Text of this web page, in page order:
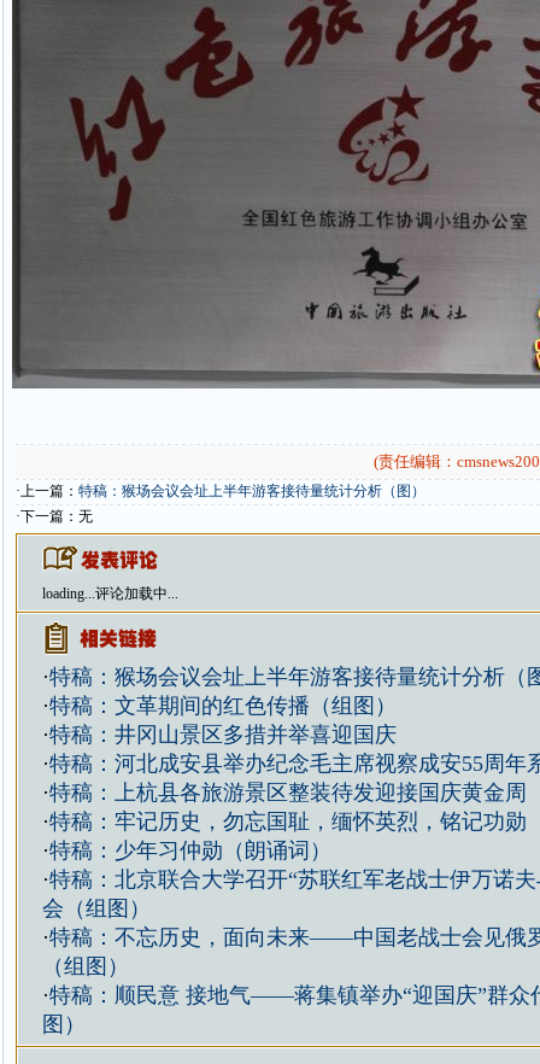
(责任编辑：
·上一篇： 特稿：猴场会议会址上半年游客接待量统计分析（图）
·下一篇：无
loading...评论加载中...
·特稿：猴场会议会址上半年游客接待量统计分析（
·特稿：文革期间的红色传播（组图）
·特稿：井冈山景区多措并举喜迎国庆
·特稿：河北成安县举办纪念毛主席视察成安55周年
·特稿：上杭县各旅游景区整装待发迎接国庆黄金周
·特稿：牢记历史，勿忘国耻，缅怀英烈，铭记功勋
·特稿：少年习仲勋（朗诵词）
·特稿：北京联合大学召开“苏联红军老战士伊万诺
会（组图）
·特稿：不忘历史，面向未来——中国老战士会见俄
（组图）
·特稿：顺民意 接地气——蒋集镇举办“迎国庆”群众
图）